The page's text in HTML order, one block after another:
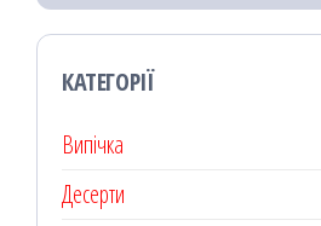
КАТЕГОРІЇ
Випічка
Десерти